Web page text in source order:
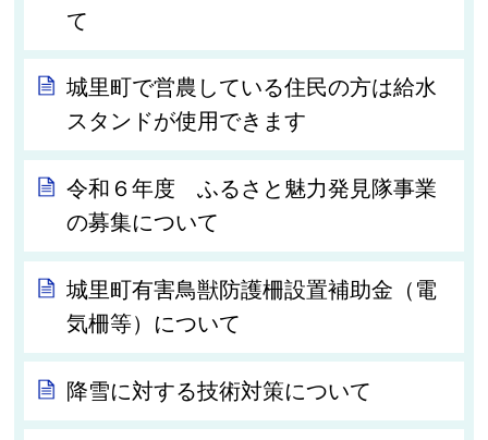
て
城里町で営農している住民の方は給水
スタンドが使用できます
令和６年度 ふるさと魅力発見隊事業
の募集について
城里町有害鳥獣防護柵設置補助金（電
気柵等）について
降雪に対する技術対策について